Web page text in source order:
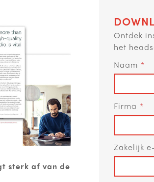
sterk af van de
Ontdek
het
Naam
Firma
Zakelijk